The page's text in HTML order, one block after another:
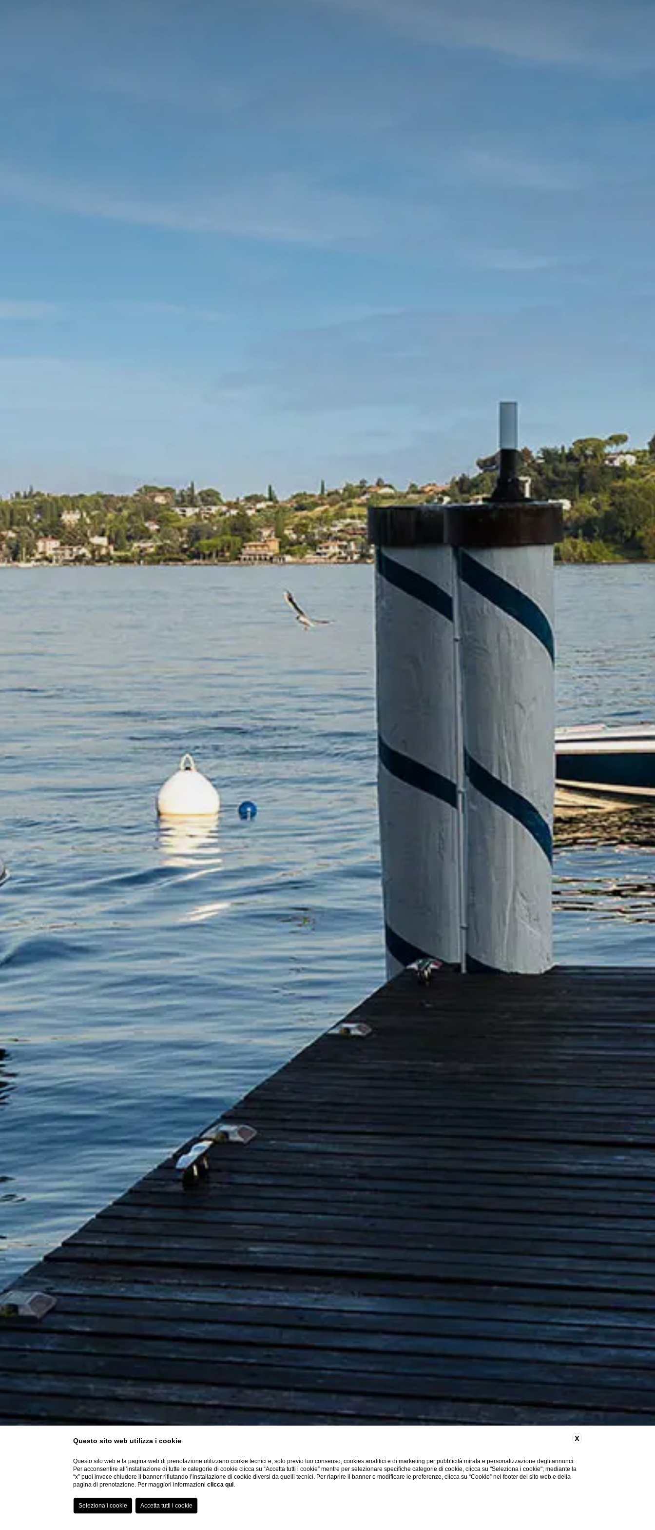
X
Questo sito web utilizza i cookie
Questo sito web e la pagina web di prenotazione utilizzano cookie tecnici e, solo previo tuo consenso, cookies analitici e di marketing per pubblicità mirata e personalizzazione degli annunci.
Per acconsentire all’installazione di tutte le categorie di cookie clicca su “Accetta tutti i cookie” mentre per selezionare specifiche categorie di cookie, clicca su "Seleziona i cookie"; mediante la
“x” puoi invece chiudere il banner rifiutando l’installazione di cookie diversi da quelli tecnici. Per riaprire il banner e modificare le preferenze, clicca su “Cookie” nel footer del sito web e della
pagina di prenotazione. Per maggiori informazioniclicca qui.